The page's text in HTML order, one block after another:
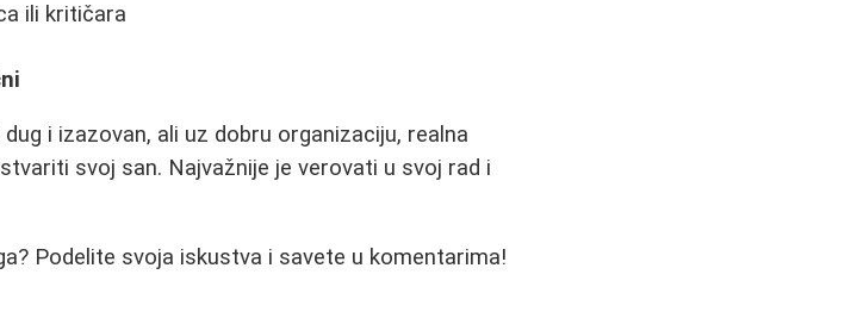
ili kritičara
i izazovan, ali uz dobru organizaciju, realna
svoj san. Najvažnije je verovati u svoj rad i
Podelite svoja iskustva i savete u komentarima!